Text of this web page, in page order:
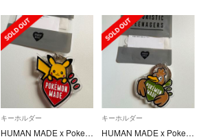
キーホルダー
HUMAN MADE x Pokemon Made Key Ring
キーホルダー
HUMAN MADE x Pokemon MadeKeyRing